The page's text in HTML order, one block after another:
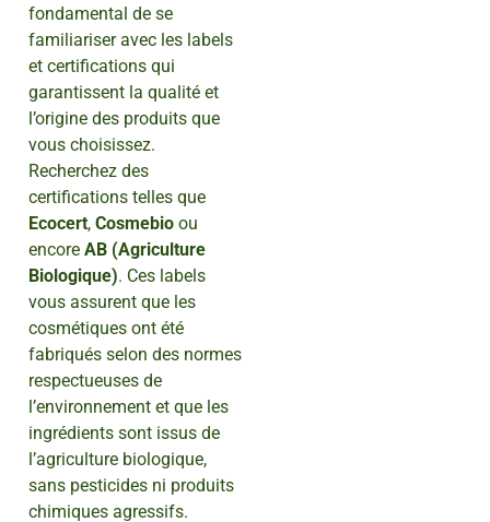
fondamental de se
familiariser avec les labels
et certifications qui
garantissent la qualité et
l’origine des produits que
vous choisissez.
Recherchez des
certifications telles que
Ecocert, Cosmebio ou
encore AB (Agriculture
Biologique). Ces labels
vous assurent que les
cosmétiques ont été
fabriqués selon des normes
respectueuses de
l’environnement et que les
ingrédients sont issus de
l’agriculture biologique,
sans pesticides ni produits
chimiques agressifs.